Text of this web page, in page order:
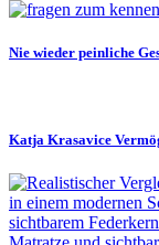
Nie wieder peinliche
Katja Krasavice